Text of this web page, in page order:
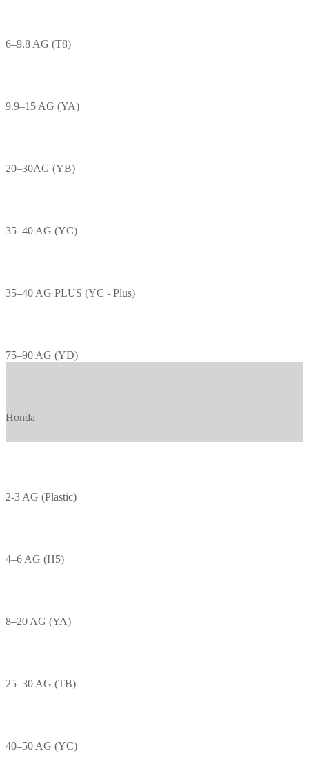
6–9.8 AG (T8)
9.9–15 AG (YA)
20–30AG (YB)
35–40 AG (YC)
35–40 AG PLUS (YC - Plus)
75–90 AG (YD)
Honda
2-3 AG (Plastic)
4–6 AG (H5)
8–20 AG (YA)
25–30 AG (TB)
40–50 AG (YC)